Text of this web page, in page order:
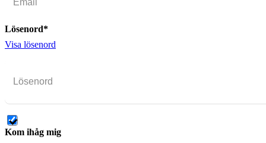
Lösenord*
Visa lösenord
Kom ihåg mig